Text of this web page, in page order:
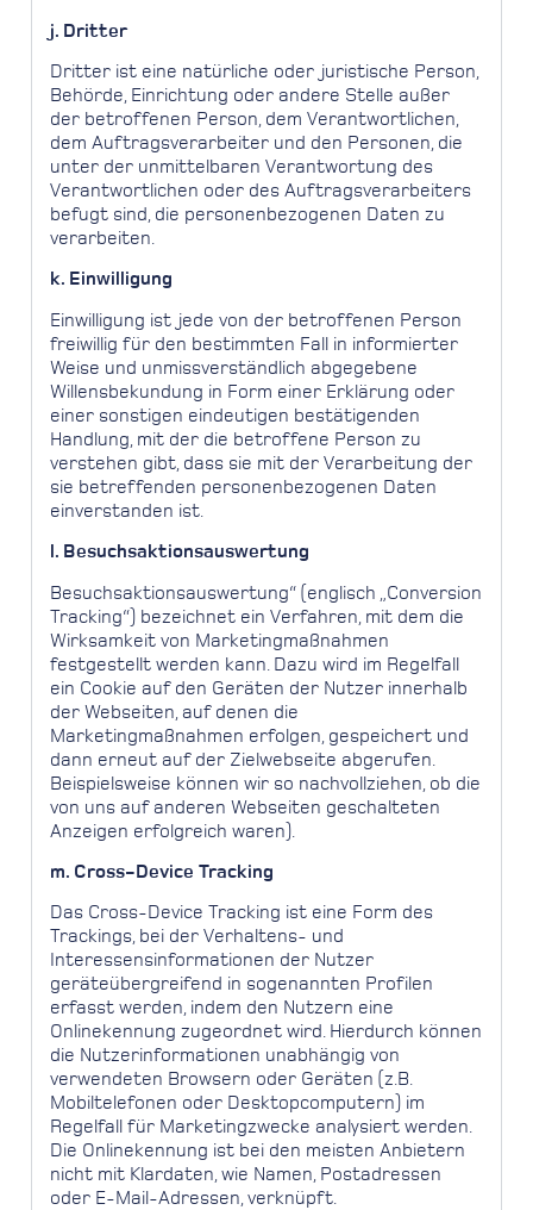
j. Dritter
Dritter ist eine natürliche oder juristische Person,
Behörde, Einrichtung oder andere Stelle außer
der betroffenen Person, dem Verantwortlichen,
dem Auftragsverarbeiter und den Personen, die
unter der unmittelbaren Verantwortung des
Verantwortlichen oder des Auftragsverarbeiters
befugt sind, die personenbezogenen Daten zu
verarbeiten.
k. Einwilligung
Einwilligung ist jede von der betroffenen Person
freiwillig für den bestimmten Fall in informierter
Weise und unmissverständlich abgegebene
Willensbekundung in Form einer Erklärung oder
einer sonstigen eindeutigen bestätigenden
Handlung, mit der die betroffene Person zu
verstehen gibt, dass sie mit der Verarbeitung der
sie betreffenden personenbezogenen Daten
einverstanden ist.
l. Besuchsaktionsauswertung
Besuchsaktionsauswertung“ (englisch „Conversion
Tracking“) bezeichnet ein Verfahren, mit dem die
Wirksamkeit von Marketingmaßnahmen
festgestellt werden kann. Dazu wird im Regelfall
ein Cookie auf den Geräten der Nutzer innerhalb
der Webseiten, auf denen die
Marketingmaßnahmen erfolgen, gespeichert und
dann erneut auf der Zielwebseite abgerufen.
Beispielsweise können wir so nachvollziehen, ob die
von uns auf anderen Webseiten geschalteten
Anzeigen erfolgreich waren).
m. Cross-Device Tracking
Das Cross-Device Tracking ist eine Form des
Trackings, bei der Verhaltens- und
Interessensinformationen der Nutzer
geräteübergreifend in sogenannten Profilen
erfasst werden, indem den Nutzern eine
Onlinekennung zugeordnet wird. Hierdurch können
die Nutzerinformationen unabhängig von
verwendeten Browsern oder Geräten (z.B.
Mobiltelefonen oder Desktopcomputern) im
Regelfall für Marketingzwecke analysiert werden.
Die Onlinekennung ist bei den meisten Anbietern
nicht mit Klardaten, wie Namen, Postadressen
oder E-Mail-Adressen, verknüpft.